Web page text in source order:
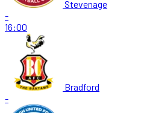
Stevenage
-
16:00
Bradford
-